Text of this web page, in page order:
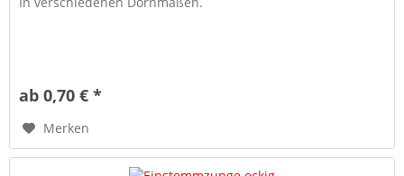
ab 0,70 € *
Merken